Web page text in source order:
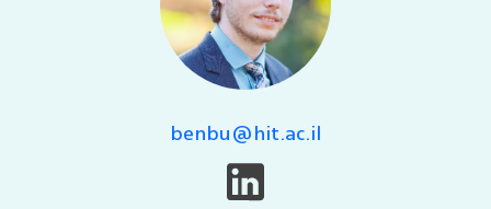
benbu@hit.ac.il